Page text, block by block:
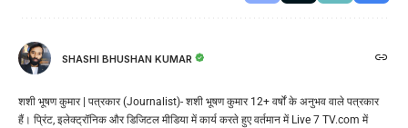
SHASHI BHUSHAN KUMAR
शशी भूषण कुमार | पत्रकार (Journalist)- शशी भूषण कुमार 12+ वर्षों के अनुभव वाले पत्रकार
हैं। प्रिंट, इलेक्ट्रॉनिक और डिजिटल मीडिया में कार्य करते हुए वर्तमान में Live 7 TV.com में